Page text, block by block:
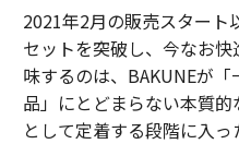
2021年2月の販売スタート
セットを突破し、今なお
味するのは、BAKUNEが
品」にとどまらない本質
として定着する段階に入っ